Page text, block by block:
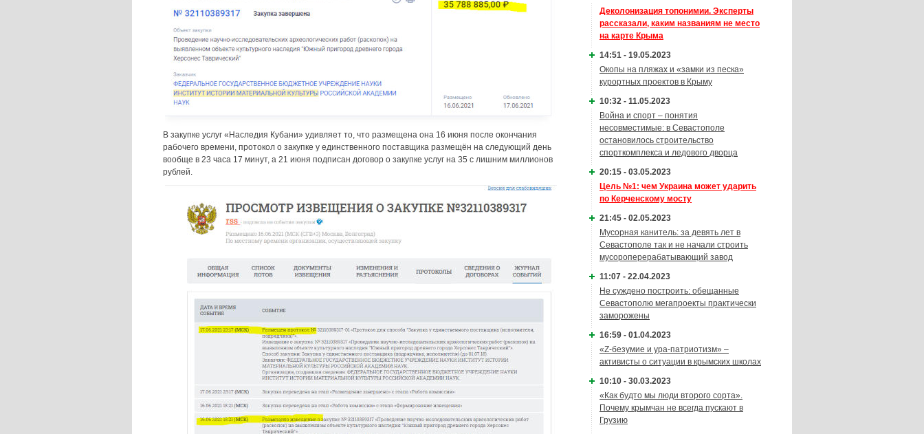
В закупке услуг «Наследия Кубани» удивляет то, что размещена она 16 июня после окончания
рабочего времени, протокол о закупке у единственного поставщика размещён на следующий день
вообще в 23 часа 17 минут, а 21 июня подписан договор о закупке услуг на 35 с лишним миллионов
рублей.
Деколонизация топонимии. Эксперты
рассказали, каким названиям не место
на карте Крыма
14:51 - 19.05.2023
Окопы на пляжах и «замки из песка»
курортных проектов в Крыму
10:32 - 11.05.2023
Война и спорт – понятия
несовместимые: в Севастополе
остановилось строительство
спорткомплекса и ледового дворца
20:15 - 03.05.2023
Цель №1: чем Украина может ударить
по Керченскому мосту
21:45 - 02.05.2023
Мусорная канитель: за девять лет в
Севастополе так и не начали строить
мусороперерабатывающий завод
11:07 - 22.04.2023
Не суждено построить: обещанные
Севастополю мегапроекты практически
заморожены
16:59 - 01.04.2023
«Z-безумие и ура-патриотизм» –
активисты о ситуации в крымских школах
10:10 - 30.03.2023
«Как будто мы люди второго сорта».
Почему крымчан не всегда пускают в
Грузию